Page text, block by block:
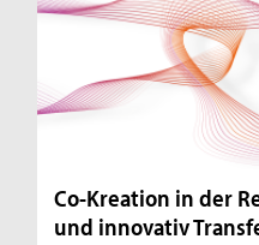
Co-Kreation in der
und innovativ